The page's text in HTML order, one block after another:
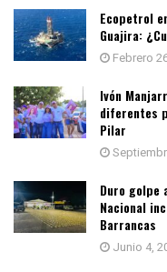
Ecopetrol
Guajira:
Febrero
Ivón
diferentes
Pilar
Duro golpe
Nacional
Barrancas
Junio 4,